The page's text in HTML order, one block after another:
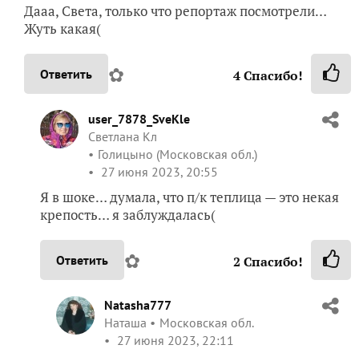
Дааа, Света, только что репортаж посмотрели…
Жуть какая(
Ответить ✿ 4Спасибо!
user_7878_SveKle
Светлана Кл
Голицыно (Московская обл.)
27 июня 2023, 20:55
Я в шоке… думала, что п/к теплица — это некая
крепость… я заблуждалась(
Ответить ✿ 2 Спасибо!
Natasha777
Наташа
Московская обл.
27 июня 2023, 22:11